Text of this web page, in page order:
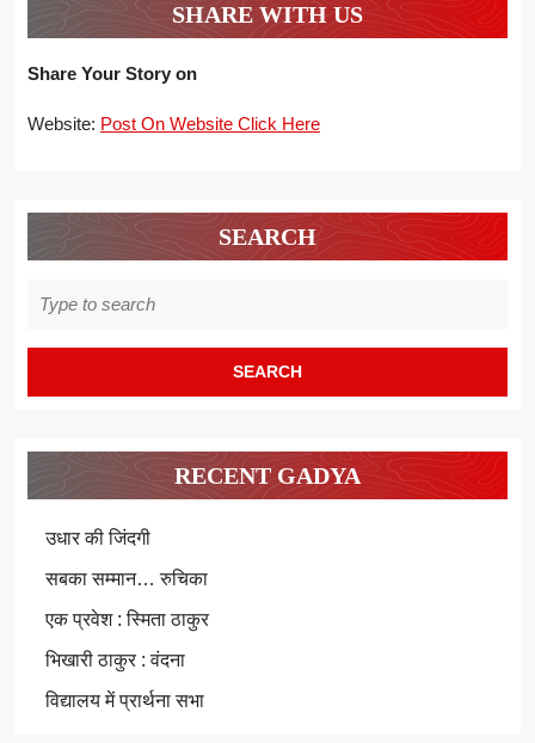
SHARE WITH US
Share Your Story on
Website: Post On Website Click Here
SEARCH
for:
RECENT GADYA
उधार की जिंदगी
सबका सम्मान… रुचिका
एक प्रवेश : स्मिता ठाकुर
भिखारी ठाकुर : वंदना
विद्यालय में प्रार्थना सभा